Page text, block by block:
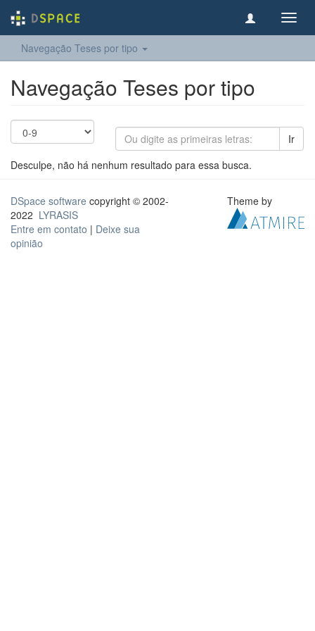
Navegação Teses por tipo
Navegação Teses por tipo
Ir
Desculpe, não há nenhum resultado para essa busca.
DSpace software copyright © 2002-
2022 LYRASIS
Entre em contato | Deixe sua
opinião
Theme by